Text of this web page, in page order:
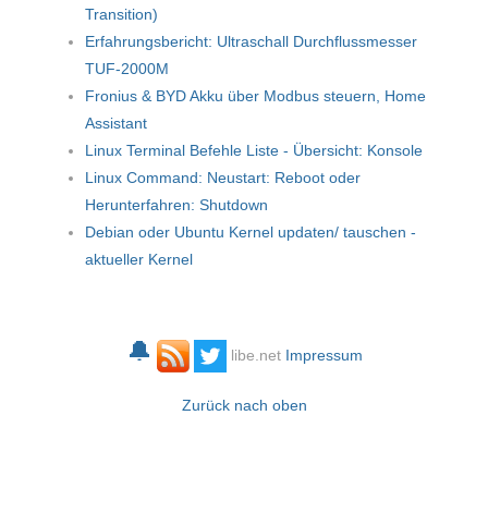
Transition)
Erfahrungsbericht: Ultraschall Durchflussmesser
TUF-2000M
Fronius & BYD Akku über Modbus steuern, Home
Assistant
Linux Terminal Befehle Liste - Übersicht: Konsole
Linux Command: Neustart: Reboot oder
Herunterfahren: Shutdown
Debian oder Ubuntu Kernel updaten/ tauschen -
aktueller Kernel
🔔 libe.net Impressum
Zurück nach oben